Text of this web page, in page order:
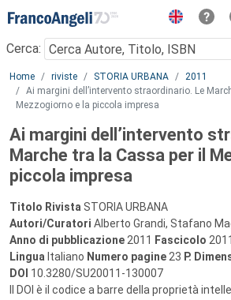
Menu
Cerca:
Main content
Home riviste STORIA URBANA
2011
Ai margini dell’intervento straordinario. Le
Mezzogiorno e la piccola impresa
Ai margini dell’intervento
Marche tra la Cassa per il
piccola impresa
Titolo Rivista STORIA URBANA
Autori/Curatori Alberto Grandi, Stafano
Anno di pubblicazione 2011 Fascicolo
Lingua Italiano Numero pagine 23 P.
DOI 10.3280/SU20011-130007
Il DOI è il codice a barre della proprietà